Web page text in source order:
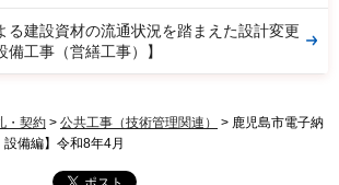
る建設資材の流通状況を踏まえた設計変更
工事（営繕工事）】
・契約 > 公共工事（技術管理関連）
> 鹿児島市電子納
備編】令和8年4月